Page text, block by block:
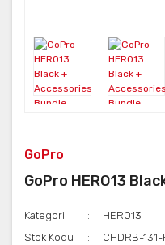
GoPro
GoPro HERO13
Kategori
HERO13
Stok Kodu
CHDRB-131-